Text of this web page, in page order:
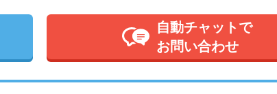
自動チャットで
お問い合わせ